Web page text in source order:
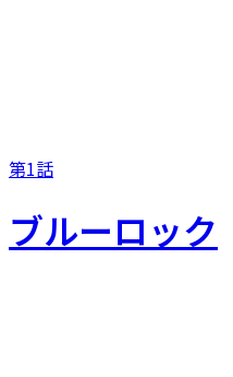
第1話
ブルーロック